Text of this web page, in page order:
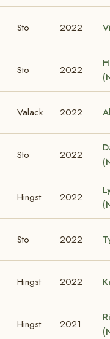
Sto 2022
Sto 2022
Valack 2022
Sto 2022
Hingst 2022
Sto 2022
Hingst 2022
Hingst 2021